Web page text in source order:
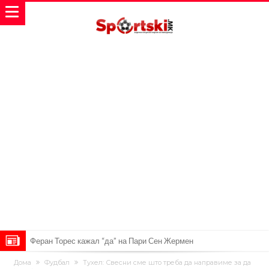
Јувентус го сака Рајндерс, но под еден услов
ПСЖ и Ливерпул имаат доверба дека ќе постигнат договор за
Дома Фудбал
Тухел: Свесни сме што треба да направиме за да